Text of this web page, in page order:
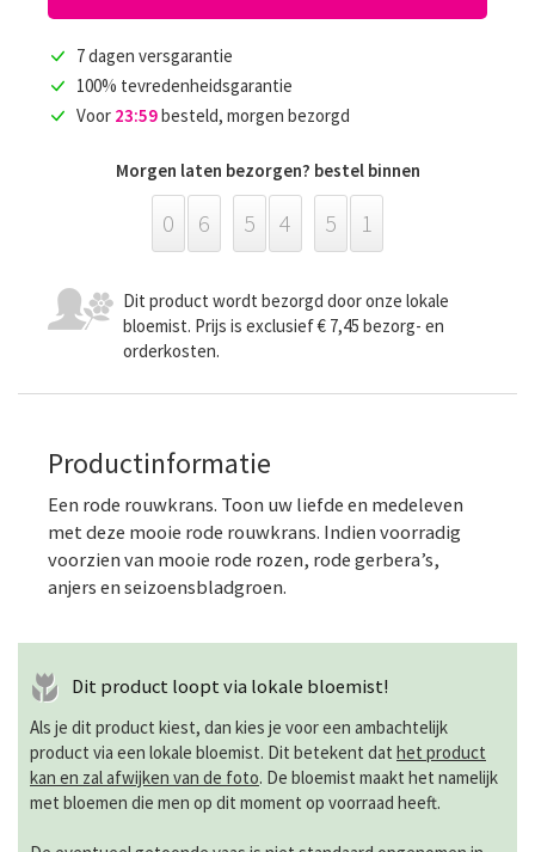
7 dagen versgarantie
100% tevredenheidsgarantie
Voor 23:59besteld, morgen bezorgd
Morgen laten bezorgen? bestel binnen
0 6 5 4 5 0
Dit product wordt bezorgd door onze lokale
bloemist. Prijs is exclusief € 7,45 bezorg- en
orderkosten.
Productinformatie
Een rode rouwkrans. Toon uw liefde en medeleven
met deze mooie rode rouwkrans. Indien voorradig
voorzien van mooie rode rozen, rode gerbera’s,
anjers en seizoensbladgroen.
Dit product loopt via lokale bloemist!
Als je dit product kiest, dan kies je voor een ambachtelijk
product via een lokale bloemist. Dit betekent dat het product
kan en zal afwijken van de foto. De bloemist maakt het namelijk
met bloemen die men op dit moment op voorraad heeft.